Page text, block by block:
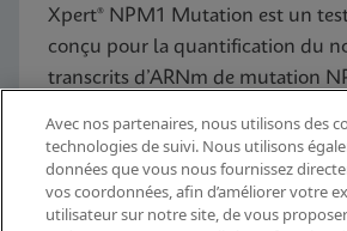
Xpert® NPM1 Mutation est un
conçu pour la quantification du
transcrits d’ARNm de mutation
NPM1 Mutation/ABL1 avec une
Avec nos partenaires, nous utilisons des
technologies de suivi. Nous utilisons
données que vous nous fournissez
vos coordonnées, afin d’améliorer votre
utilisateur sur notre site, de vous